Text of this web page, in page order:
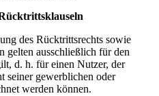
des Rücktrittsrechts sowie
gelten ausschließlich für den
d. h. für einen Nutzer, der
seiner gewerblichen oder
werden können.